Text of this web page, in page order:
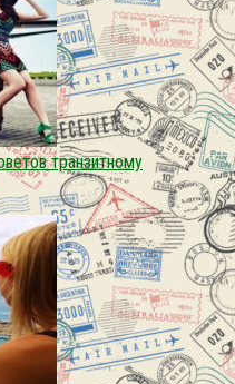
транзитному